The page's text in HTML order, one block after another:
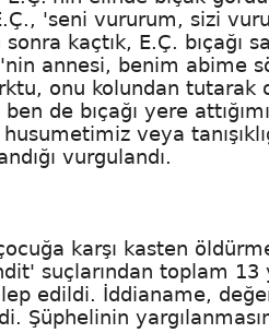
'seni vururum, sizi
kaçtık, E.Ç. bıçağı
annesi, benim abime
onu kolundan tutarak
de bıçağı yere
veya
vurgulandı.
karşı kasten
suçlarından toplam 13
edildi. İddianame,
Şüphelinin